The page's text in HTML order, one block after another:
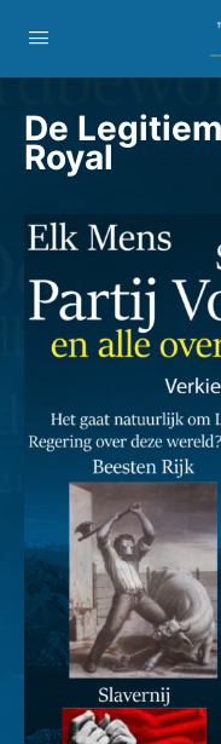
De
Royal